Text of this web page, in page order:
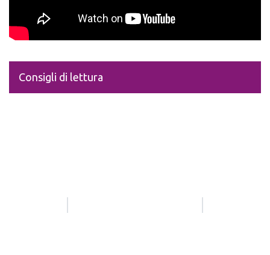
Consigli di lettura